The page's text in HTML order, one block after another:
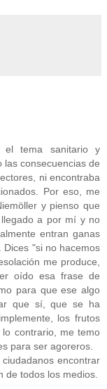
el tema sanitario y
consecuencias de
ni encontraba
Por eso, me
y pienso que
a por mí y no
entran ganas
"si no hacemos
me produce,
oído esa frase de
para que ese algo
que sí, que se ha
los frutos
contrario, me temo
para ser agoreros.
encontrar
de todos los medios.